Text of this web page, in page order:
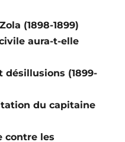
(1898-1899)
aura-t-elle
désillusions (1899-
du capitaine
contre les